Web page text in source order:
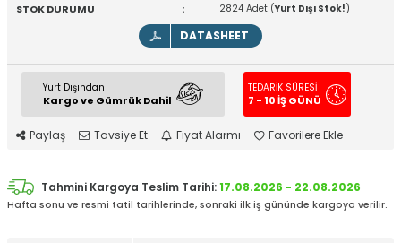
STOK DURUMU : 2824 Adet (Yurt Dışı Stok!)
DATASHEET
Yurt Dışından
Kargo ve Gümrük Dahil
TEDARİK SÜRESİ
7 - 10 İŞ GÜNÜ
Paylaş Tavsiye Et Fiyat Alarmı Favorilere Ekle
Tahmini Kargoya Teslim Tarihi:17.08.2026 - 22.08.2026
Hafta sonu ve resmi tatil tarihlerinde, sonraki ilk iş gününde kargoya verilir.